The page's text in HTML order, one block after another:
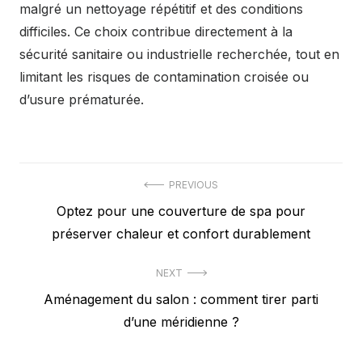
malgré un nettoyage répétitif et des conditions
difficiles. Ce choix contribue directement à la
sécurité sanitaire ou industrielle recherchée, tout en
limitant les risques de contamination croisée ou
d’usure prématurée.
l’article
PREVIOUS
Previous
post:
Optez pour une couverture de spa pour
préserver chaleur et confort durablement
NEXT
NextAménagement du salon : comment tirer parti
d’une méridienne ?